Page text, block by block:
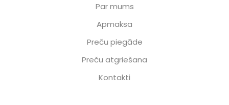
Par mums
Apmaksa
Preču piegāde
Preču atgriešana
Kontakti